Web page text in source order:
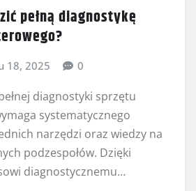
pełną diagnostykę
18, 2025 0
diagnostyki sprzętu
systematycznego
narzędzi oraz wiedzy na
podzespołów. Dzięki
diagnostycznemu…